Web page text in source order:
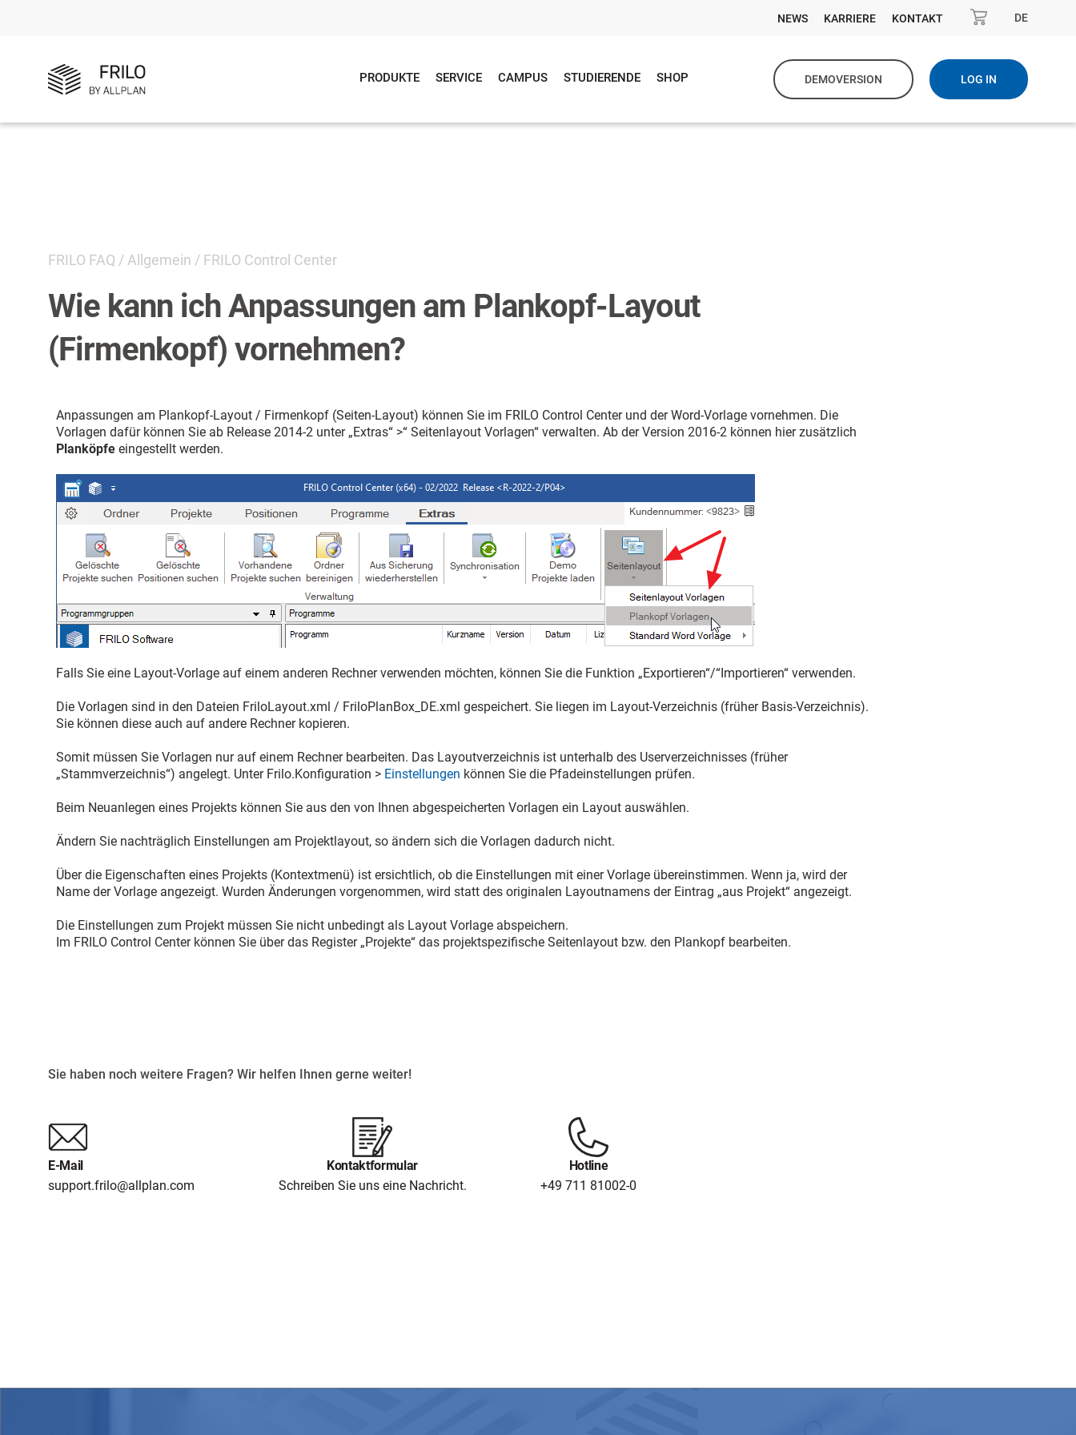
NEWS KARRIERE KONTAKT DE
PRODUKTE SERVICE CAMPUS STUDIERENDE SHOP DEMOVERSION LOG IN
FRILO FAQ / Allgemein / FRILO Control Center
Wie kann ich Anpassungen am Plankopf-Layout
(Firmenkopf) vornehmen?
Anpassungen am Plankopf-Layout / Firmenkopf (Seiten-Layout) können Sie im FRILO Control Center und der Word-Vorlage vornehmen. Die
Vorlagen dafür können Sie ab Release 2014-2 unter „Extras“ >“ Seitenlayout Vorlagen“ verwalten. Ab der Version 2016-2 können hier zusätzlich
Planköpfe eingestellt werden.
Falls Sie eine Layout-Vorlage auf einem anderen Rechner verwenden möchten, können Sie die Funktion „Exportieren“/“Importieren“ verwenden.
Die Vorlagen sind in den Dateien FriloLayout.xml / FriloPlanBox_DE.xml gespeichert. Sie liegen im Layout-Verzeichnis (früher Basis-Verzeichnis).
Sie können diese auch auf andere Rechner kopieren.
Somit müssen Sie Vorlagen nur auf einem Rechner bearbeiten. Das Layoutverzeichnis ist unterhalb des Userverzeichnisses (früher
„Stammverzeichnis“) angelegt. Unter Frilo.Konfiguration > Einstellungen können Sie die Pfadeinstellungen prüfen.
Beim Neuanlegen eines Projekts können Sie aus den von Ihnen abgespeicherten Vorlagen ein Layout auswählen.
Ändern Sie nachträglich Einstellungen am Projektlayout, so ändern sich die Vorlagen dadurch nicht.
Über die Eigenschaften eines Projekts (Kontextmenü) ist ersichtlich, ob die Einstellungen mit einer Vorlage übereinstimmen. Wenn ja, wird der
Name der Vorlage angezeigt. Wurden Änderungen vorgenommen, wird statt des originalen Layoutnamens der Eintrag „aus Projekt“ angezeigt.
Die Einstellungen zum Projekt müssen Sie nicht unbedingt als Layout Vorlage abspeichern.
Im FRILO Control Center können Sie über das Register „Projekte“ das projektspezifische Seitenlayout bzw. den Plankopf bearbeiten.
Sie haben noch weitere Fragen? Wir helfen Ihnen gerne weiter!
E-Mail
support.frilo@allplan.com
Kontaktformular
Schreiben Sie uns eine Nachricht.
Hotline
+49 711 81002-0